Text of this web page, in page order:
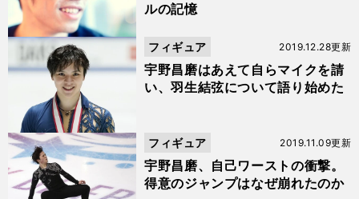
ルの記憶
宇野昌磨はあえて自らマイクを請
い、羽生結弦について語り始めた
2019.12.28更新
フィギュア
宇野昌磨、自己ワーストの衝撃。
得意のジャンプはなぜ崩れたのか
2019.11.09更新
フィギュア